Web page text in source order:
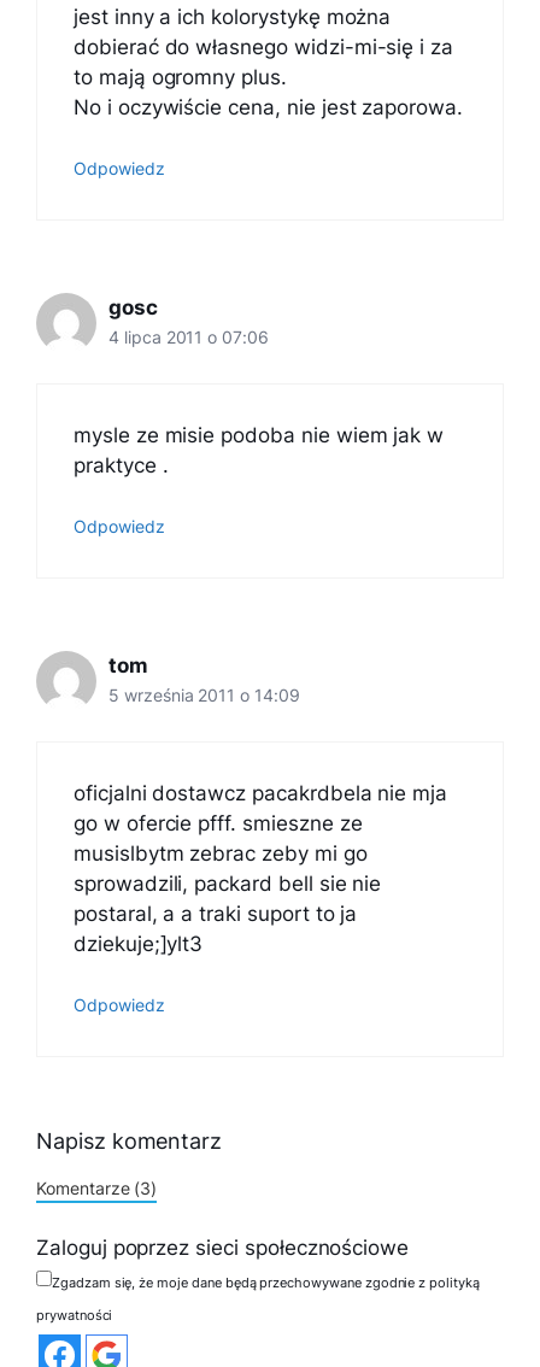
jest inny a ich kolorystykę można
dobierać do własnego widzi-mi-się i za
to mają ogromny plus.
No i oczywiście cena, nie jest zaporowa.
Odpowiedz
gosc
4 lipca 2011 o 07:06
mysle ze misie podoba nie wiem jak w
praktyce .
Odpowiedz
tom
5 września 2011 o 14:09
oficjalni dostawcz pacakrdbela nie mja
go w ofercie pfff. smieszne ze
musislbytm zebrac zeby mi go
sprowadzili, packard bell sie nie
postaral, a a traki suport to ja
dziekuje;]ylt3
Odpowiedz
Napisz komentarz
Komentarze (3)
Zaloguj poprzez sieci społecznościowe
Zgadzam się, że moje dane będą przechowywane zgodnie z polityką
prywatności